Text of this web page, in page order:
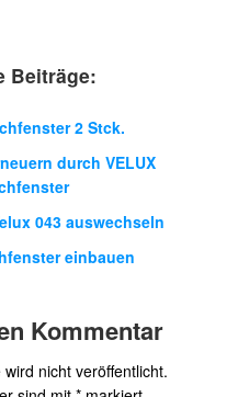
Beiträge:
2 Stck.
durch VELUX
043 auswechseln
einbauen
Kommentar
nicht veröffentlicht.